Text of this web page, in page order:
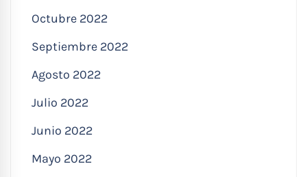
Octubre 2022
Septiembre 2022
Agosto 2022
Julio 2022
Junio 2022
Mayo 2022